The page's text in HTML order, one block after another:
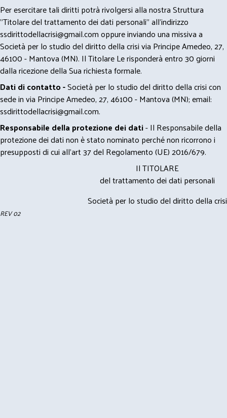
Per esercitare tali diritti potrà rivolgersi alla nostra Struttura
"Titolare del trattamento dei dati personali" all'indirizzo
ssdirittodellacrisi@gmail.comoppure inviando una missiva a
Società per lo studio del diritto della crisi via Principe Amedeo, 27,
46100 - Mantova (MN). Il Titolare Le risponderà entro 30 giorni
dalla ricezione della Sua richiesta formale.
Dati di contatto -Società per lo studio del diritto della crisi con
sede in via Principe Amedeo, 27, 46100 - Mantova (MN); email:
ssdirittodellacrisi@gmail.com.
Responsabile della protezione dei dati- Il Responsabile della
protezione dei dati non è stato nominato perché non ricorrono i
presupposti di cui all’art 37 del Regolamento (UE) 2016/679.
Il TITOLARE
del trattamento dei dati personali
Società per lo studio del diritto della crisi
REV 02